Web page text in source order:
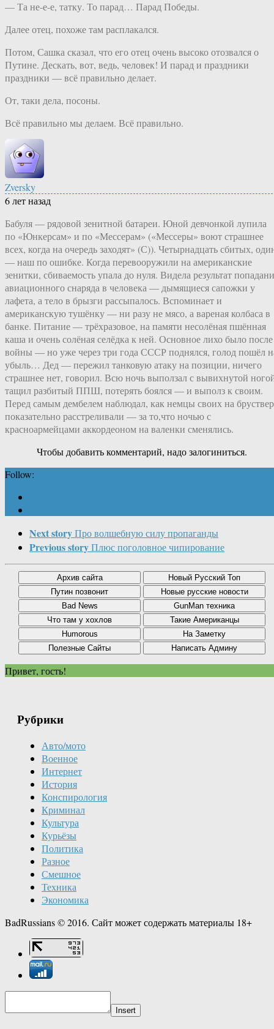
— Та не-е-е, татку. То парад… Парад Победы.
Далее отец, похоже там расплакался.
Потом, Сашка сказал, что его отец очень высоко отозвался о
Путине. Дескать, вот, ведь, человек! И парад и праздники
праздники — всё правильно делает.
От, таки дела, посоны.
Всё правильно мы делаем. Всё правильно.
Zversky
6 лет назад
Бабуля — рядовой зенитной батареи. Юной девчонкой лупила
по «Юнкерсам» и по «Мессерам» («Мессеры» воют страшнее
всех, когда на очередь заходят» (С)). Четырнадцать сбитых,
— наш по ошибке. Когда перевооружили на американские
зенитки, сбиваемость упала до нуля. Видела результат
авиационного снаряда в человека — дымящиеся сапожки у
лафета, а тело в брызги рассыпалось. Вспоминает и
американскую тушёнку — ни разу не мясо, а вареная колбаса в
банке. Питание — трёхразовое, на памяти несолёная пшённая
каша и очень солёная селёдка к ней. Основное лихо было после
войны — но уже через три года СССР поднялся, голод пошёл
убыль… Дед — пережил танковую атаку на позиции, ничего
страшнее нет, говорил. Всю ночь выползал с вывихнутой
тащил разбитый ППШ, потерять боялся — и выполз к своим.
Перед самым дембелем наблюдал, как немцы своих на
показательно расстреливали — за то,что ночью с
красноармейцами аккордеоном на валенки сменялись.
Чтобы добавить комментарий, надо залогиниться.
Follow:
Next storyПро волшебную силу пропаганды
Previous storyПлюс поголовное чипирование
Привет, гость!
Рубрики
Авто/мото
Военное
Интернет
История
Конспирология
Криминал
Культура
Курьёзы
Политика
Разное
Смешное
Техника
Экономика
BadRussians © 2016. Сайт может содержать материалы 18+
Insert